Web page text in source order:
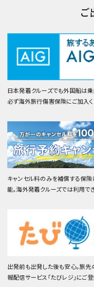
ご
日本発着クルーズでも外国船は乗
必ず海外旅行傷害保険にご加入く
キャンセル料のみを補償する保
能。海外発着クルーズでは利用で
出発前も出発した後も安心。旅
報配信サービス「たびレジ」にご登